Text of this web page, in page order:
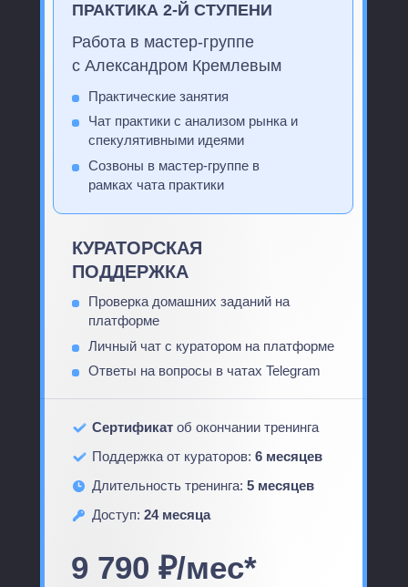
Личный чат с куратором на платформе
Сертификат об окончании тренинга
КУРАТОРСКАЯ
ПОДДЕРЖКА
Ответы на вопросы в чатах Telegram
Поддержка от кураторов: 6 месяцев
Длительность тренинга: 5 месяцев
Доступ: 24 месяца
9 790 ₽/мес*
Практические занятия
Созвоны в мастер-группе в
рамках чата практики
Чат практики с анализом рынка и
спекулятивными идеями
ПРАКТИКА 2-Й СТУПЕНИ
Работа в мастер-группе
с Александром Кремлевым
Проверка домашних заданий на
платформе